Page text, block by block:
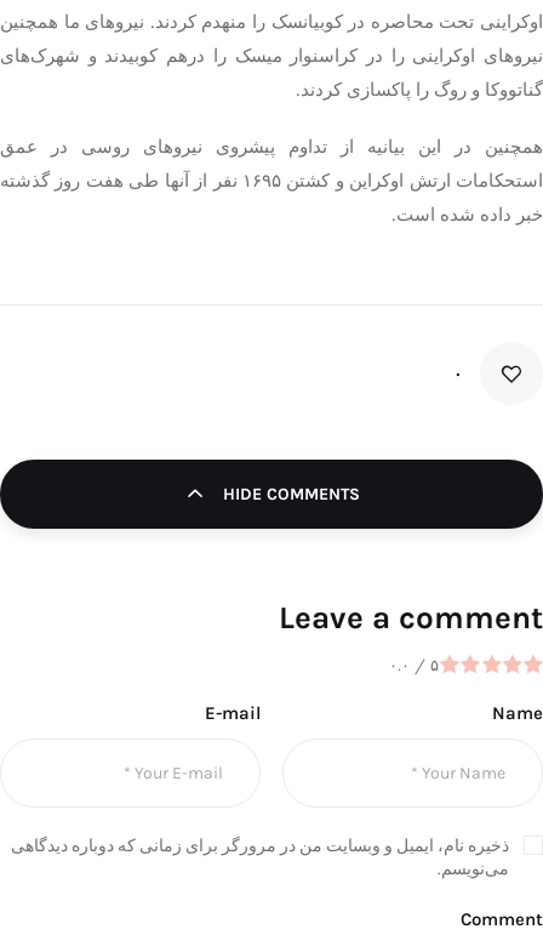
اوکراینی تحت محاصره درکوبیانسک را منهدم کردند. نیروهای ما همچنین
نیروهای اوکراینی را در کراسنوار میسک را درهم کوبیدند و شهرک‌های
گناتووکا و روگ را پاکسازی کردند.
همچنین در این بیانیه از تداوم پیشروی نیروهای روسی در عمق
استحکامات ارتش اوکراین و کشتن ۱۶۹۵ نفر از آنها طی هفت روز گذشته
خبر داده شده است.
۰
HIDE COMMENTS
Leave a comment
۰.۰ / ۵
Name
E-mail
ذخیره نام، ایمیل و وبسایت من در مرورگر برای زمانی که دوباره دیدگاهی
می‌نویسم.
Comment